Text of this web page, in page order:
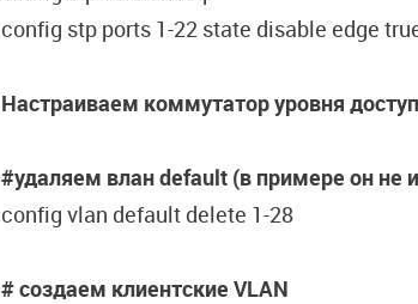
config stp ports 1-22 state disable edge
Настраиваем коммутатор уровня
#удаляем влан default (в примере он не
config vlan default delete 1-28
# создаем клиентские VLAN